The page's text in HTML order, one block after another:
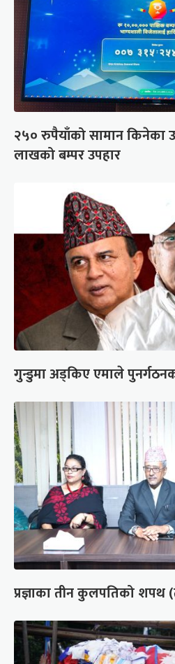
२५० रुपैयाँको सामान किनेका
लाखको बम्पर उपहार
गुन्डुमा अड्किए एमाले
प्रज्ञाका तीन कुलपतिको शपथ